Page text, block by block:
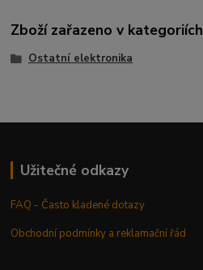
Zboží zařazeno v kategoriích
Ostatní elektronika
Užitečné odkazy
FAQ - Často kladené dotazy
Obchodní podmínky a reklamační řád